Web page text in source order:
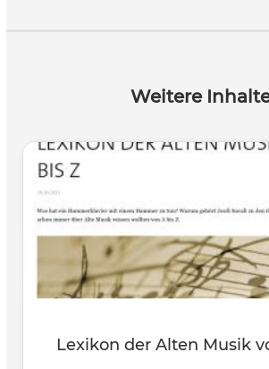
Weitere
Lexikon der Alten Musik